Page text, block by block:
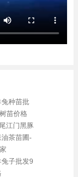
种苗批
苗价格
江门黑豚
茶苗圃-
子批发9